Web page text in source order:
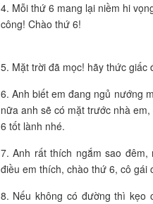
4. Mỗi thứ 6 mang lại niềm hi
công! Chào thứ 6!
5. Mặt trời đã mọc! hãy thức giấc
6. Anh biết em đang ngủ nướng
nữa anh sẽ có mặt trước nhà
6 tốt lành nhé.
7. Anh rất thích ngắm sao
điều em thích, chào thứ 6, cô gái
8. Nếu không có đường thì